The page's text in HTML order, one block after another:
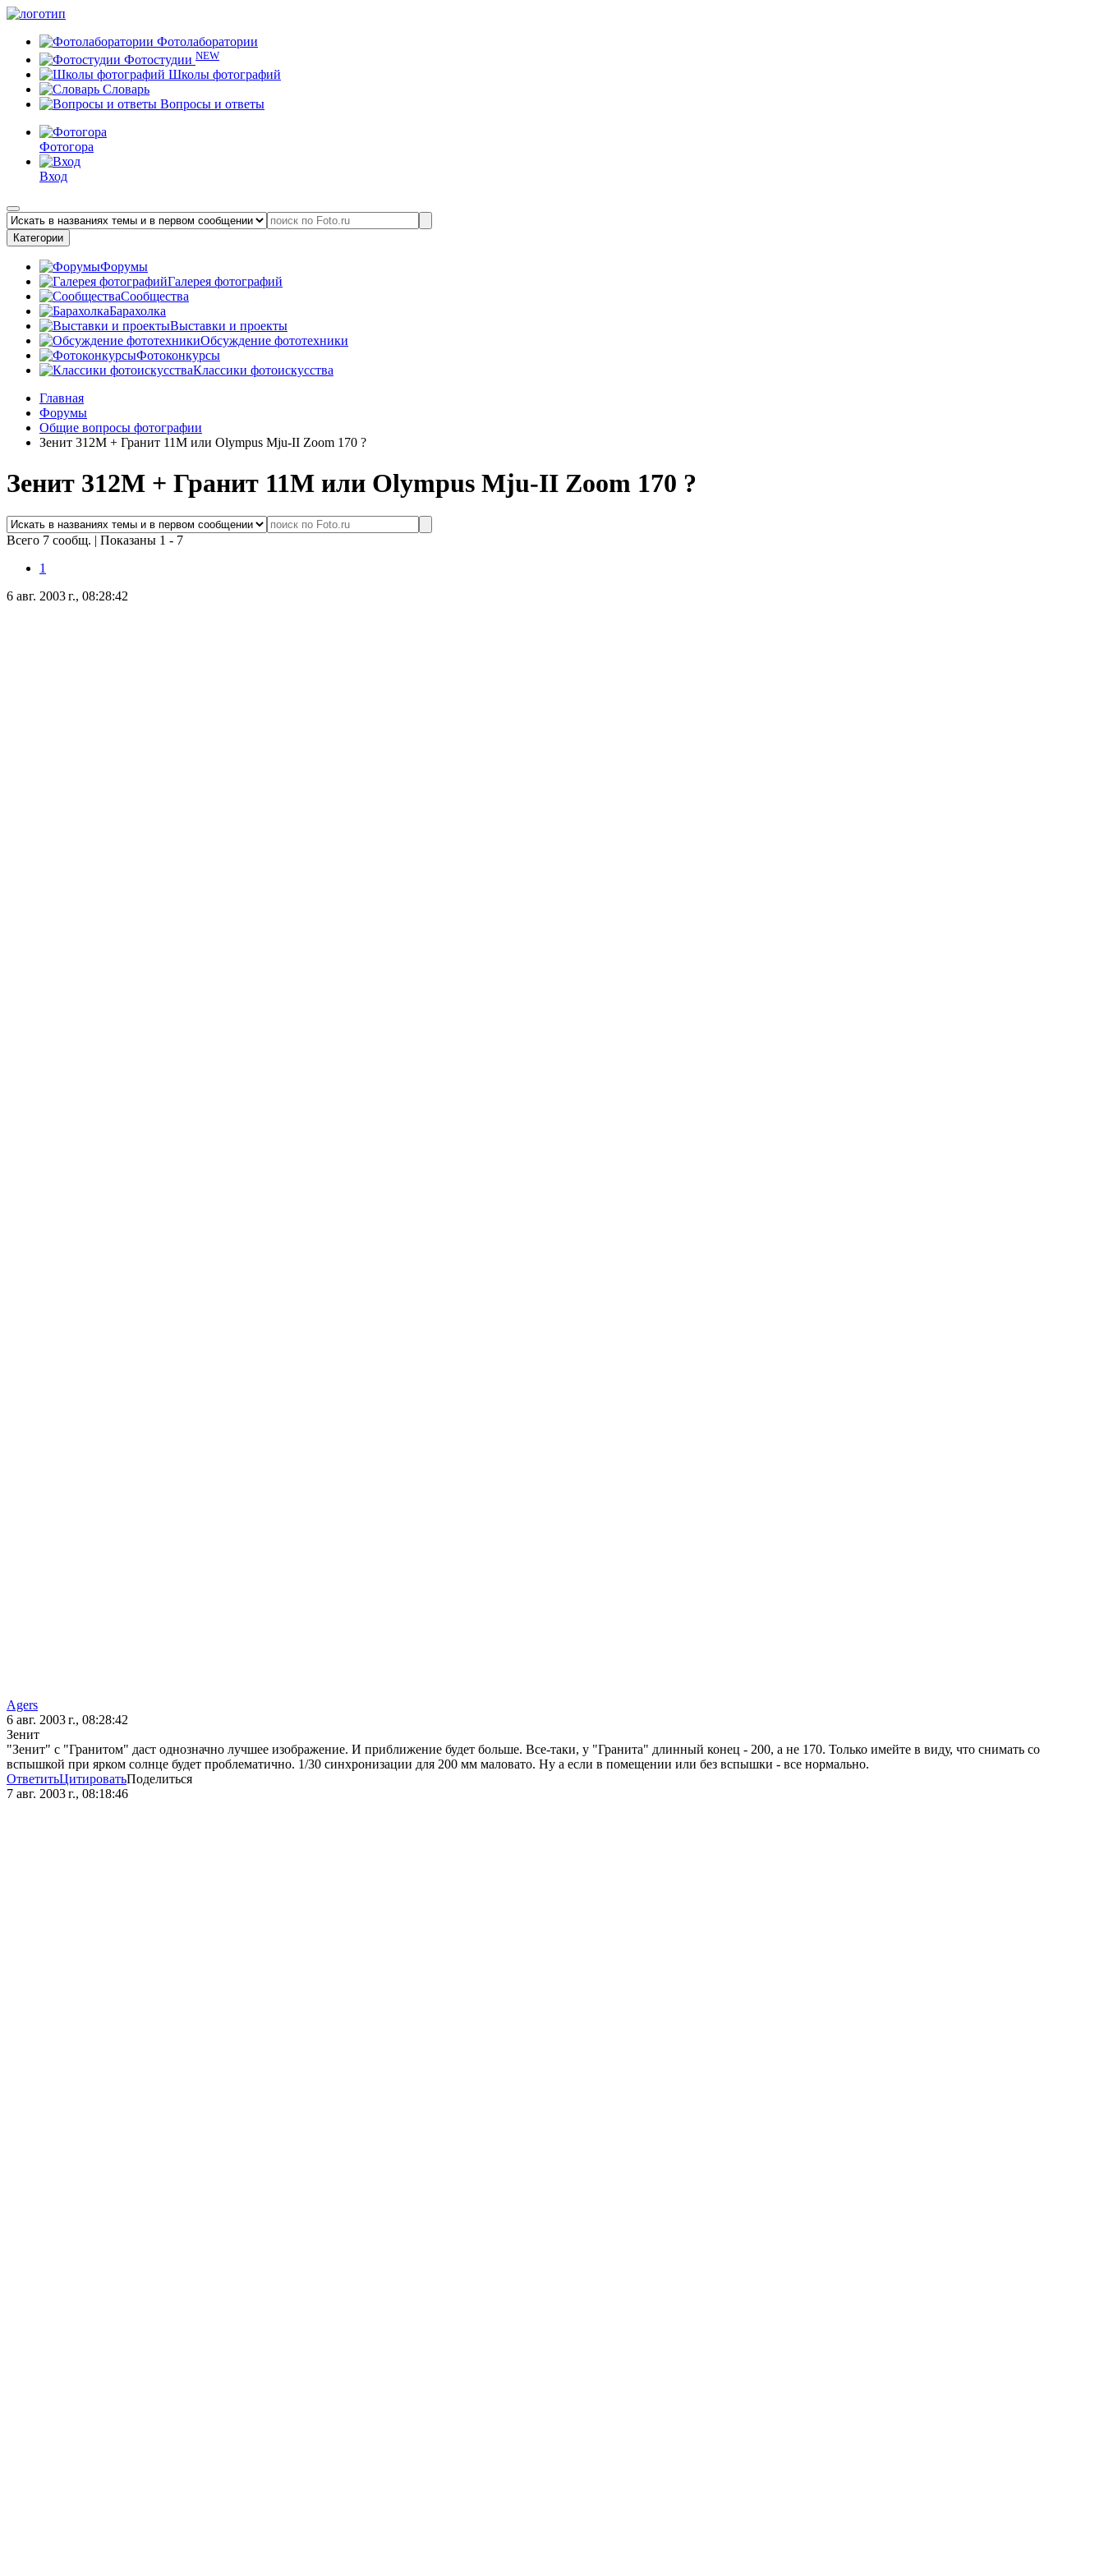
Фотолаборатории
Фотостудии NEW
Школы фотографий
Словарь
Вопросы и ответы
Фотогора
Вход
Категории
Форумы
Галерея фотографий
Сообщества
Барахолка
Выставки и проекты
Обсуждение фототехники
Фотоконкурсы
Классики фотоискусства
Главная
Форумы
Общие вопросы фотографии
Зенит 312М + Гранит 11М или Olympus Mju-II Zoom 170 ?
Зенит 312М + Гранит 11М или Olympus Mju-II Zoom 170 ?
Всего 7 сообщ. | Показаны 1 - 7
1
6 авг. 2003 г., 08:28:42
Agers
6 авг. 2003 г., 08:28:42
Зенит
"Зенит" с "Гранитом" даст однозначно лучшее изображение. И приближение будет больше. Все-таки, у "Гранита" длинный конец - 200, а не 170. Только имейте в виду, что снимать со
вспышкой при ярком солнце будет проблематично. 1/30 синхронизации для 200 мм маловато. Ну а если в помещении или без вспышки - все нормально.
ОтветитьЦитироватьПоделиться
7 авг. 2003 г., 08:18:46